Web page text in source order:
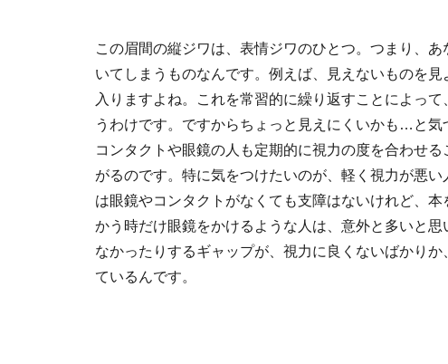
この眉間の縦ジワは、表情ジワのひとつ。つまり、
いてしまうものなんです。例えば、見えないものを
入りますよね。これを常習的に繰り返すことによっ
うわけです。ですからちょっと見えにくいかも…と気
コンタクトや眼鏡の人も定期的に視力の度を合わせ
がるのです。特に気をつけたいのが、軽く視力が悪
は眼鏡やコンタクトがなくても支障はないけれど、
かう時だけ眼鏡をかけるような人は、意外と多いと思
なかったりするギャップが、視力に良くないばかり
ているんです。